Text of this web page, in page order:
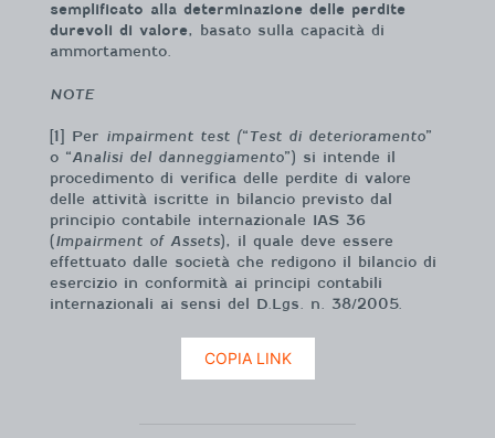
semplificato alla determinazione delle perdite
durevoli di valore, basato sulla capacità di
ammortamento.
NOTE
[1] Per impairment test (“ Test di deterioramento”
o “Analisi del danneggiamento”) si intende il
procedimento di verifica delle perdite di valore
delle attività iscritte in bilancio previsto dal
principio contabile internazionale IAS 36
(Impairment of Assets), il quale deve essere
effettuato dalle società che redigono il bilancio di
esercizio in conformità ai principi contabili
internazionali ai sensi del D.Lgs. n. 38/2005.
COPIA LINK